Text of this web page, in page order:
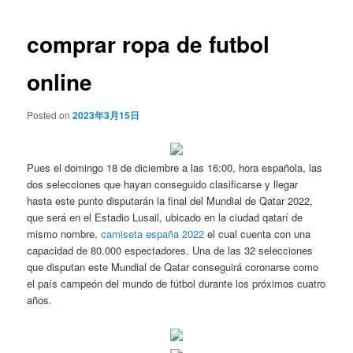
comprar ropa de futbol
online
Posted on2023年3月15日
Pues el domingo 18 de diciembre a las 16:00, hora española, las
dos selecciones que hayan conseguido clasificarse y llegar
hasta este punto disputarán la final del Mundial de Qatar 2022,
que será en el Estadio Lusail, ubicado en la ciudad qatarí de
mismo nombre,camiseta españa 2022 el cual cuenta con una
capacidad de 80.000 espectadores. Una de las 32 selecciones
que disputan este Mundial de Qatar conseguirá coronarse como
el país campeón del mundo de fútbol durante los próximos cuatro
años.